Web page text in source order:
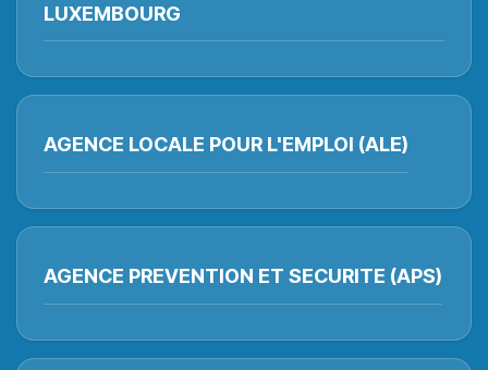
LUXEMBOURG
AGENCE LOCALE POUR L'EMPLOI (ALE)
AGENCE PREVENTION ET SECURITE (APS)